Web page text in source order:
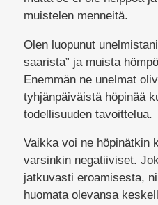
muistelen menneitä.
Olen luopunut
saarista” ja muista
Enemmän ne unelmat
tyhjänpäiväistä höpinää
todellisuuden tavoittelua.
Vaikka voi ne höpinätkin
varsinkin negatiiviset.
jatkuvasti eroamisesta,
huomata olevansa